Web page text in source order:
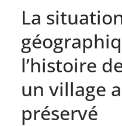
La
l’histoire
un village
préservé